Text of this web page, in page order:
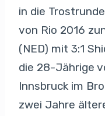
in die
von Rio 2016
(NED) mit 3:1
die 28-Jährige
Innsbruck im
zwei Jahre